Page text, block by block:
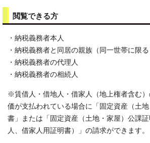
閲覧できる方
・納税義務者本人
・納税義務者と同居の親族（同一世帯に限る
・納税義務者の代理人
・納税義務者の相続人
※賃借人・借地人・借家人（地上権者含む
価が支払われている場合に「固定資産（土
書」または「固定資産（土地・家屋）公課
人、借家人用証明書）」の請求ができます。